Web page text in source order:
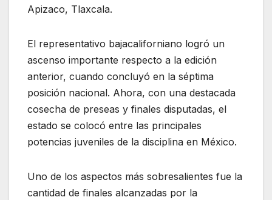
Apizaco, Tlaxcala.
El representativo bajacaliforniano logró un
ascenso importante respecto a la edición
anterior, cuando concluyó en la séptima
posición nacional. Ahora, con una destacada
cosecha de preseas y finales disputadas, el
estado se colocó entre las principales
potencias juveniles de la disciplina en México.
Uno de los aspectos más sobresalientes fue la
cantidad de finales alcanzadas por la